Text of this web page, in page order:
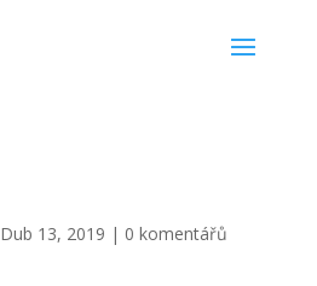
Dub 13, 2019 | 0 komentářů